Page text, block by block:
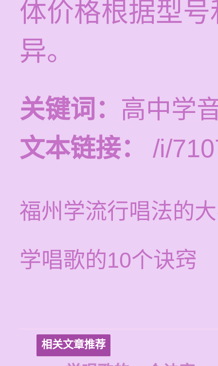
体价格根据型
异。
关键词： 高中学
文本链接：
/i/
福州学流行唱法的
学唱歌的10个诀窍
相关文章推荐